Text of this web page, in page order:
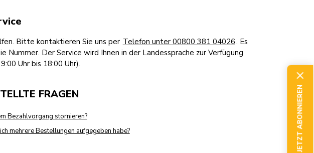
Bitte kontaktieren Sie uns per Telefon unter 00800 381 04026. Es
Nummer. Der Service wird Ihnen in der Landessprache zur Verfügung
Uhr bis 18:00 Uhr).
FRAGEN
Bezahlvorgang stornieren?
mehrere Bestellungen aufgegeben habe?
JETZT ABONNIEREN